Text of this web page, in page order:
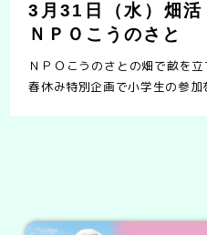
3月31日（水）畑
ＮＰＯこうのさと
ＮＰＯこうのさとの畑で畝を
春休み特別企画で小学生の参